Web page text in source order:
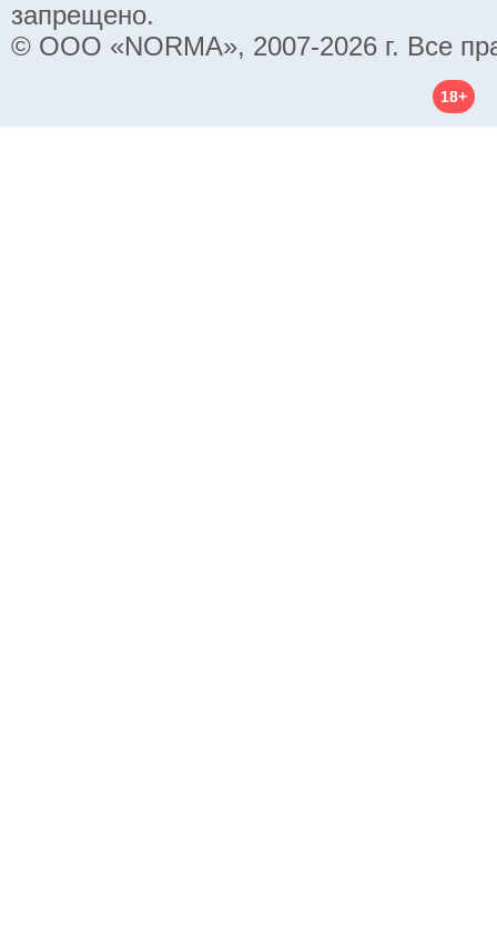
запрещено.
© ООО «NORMA», 2007-2026 г. Все
18+